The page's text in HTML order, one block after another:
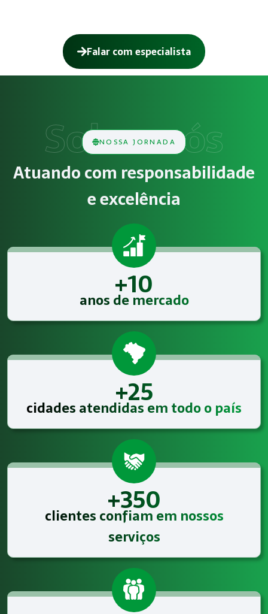
Falar com especialista
Como funciona Exames
Obrigatoriedade legal
Empresas que exercem atividades com exposição a riscos
Atendimento especializado
A Megatrab - Engenharia de Segurança do Trabalho
NOSSA JORNADA
Atuando com responsabilidade
e excelência
+10
anos de mercado
+25
cidades atendidas em todo o país
+350
clientes confiam em nossos
serviços